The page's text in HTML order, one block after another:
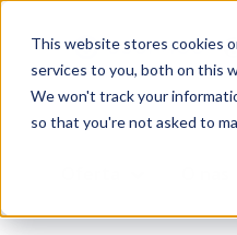
This website stores cookies
services to you, both on this
We won't track your
so that you're not asked to